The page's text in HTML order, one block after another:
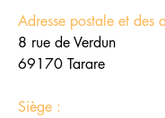
Adresse postale et des
8 rue de Verdun
69170 Tarare
Siège :